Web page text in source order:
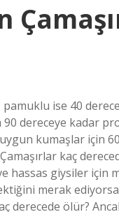
ise 40
90 dereceye kadar
kumaşlar için 60
kaç
hassas giysiler için
merak
derecede ölür?